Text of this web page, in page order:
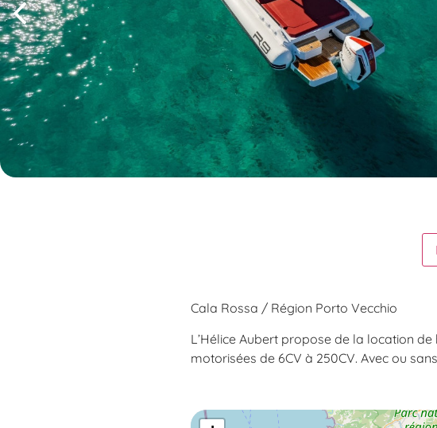
Cala Rossa / Région Porto Vecchio
L’Hélice Aubert propose de la location
motorisées de 6CV à 250CV. Avec ou